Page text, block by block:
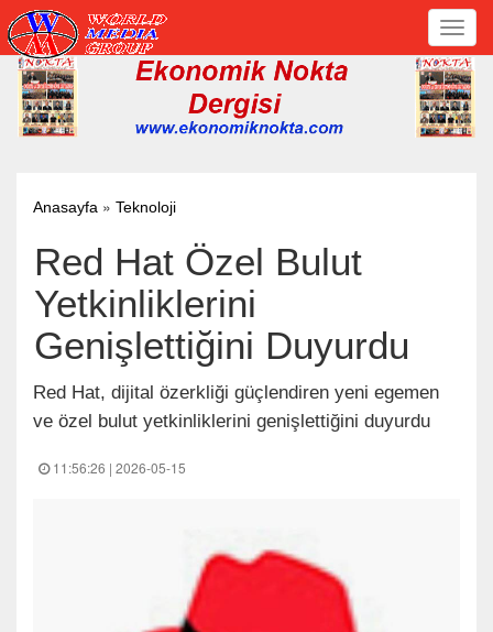
Anasayfa » Teknoloji
Red Hat Özel Bulut
Yetkinliklerini
Genişlettiğini Duyurdu
Red Hat, dijital özerkliği güçlendiren yeni egemen
ve özel bulut yetkinliklerini genişlettiğini duyurdu
11:56:26 | 2026-05-15